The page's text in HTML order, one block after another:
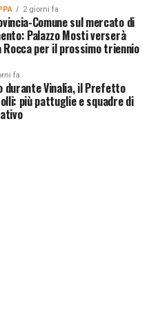
2 giorni fa
Comune sul mercato di
Palazzo Mosti verserà
Rocca per il prossimo triennio
fa
durante Vinalia, il Prefetto
più pattuglie e squadre di